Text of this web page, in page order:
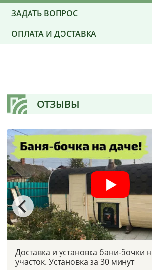
ЗАДАТЬ ВОПРОС
ОПЛАТА И ДОСТАВКА
ОТЗЫВЫ
Доставка и установка бани-бочки
участок. Установка за 30 минут